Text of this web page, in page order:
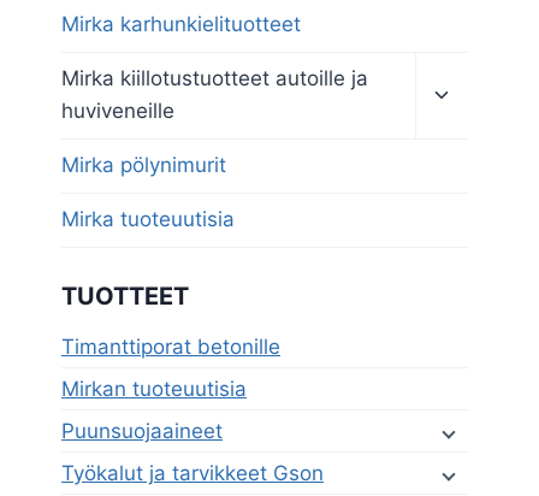
Mirka karhunkielituotteet
Mirka kiillotustuotteet autoille ja
huviveneille
child
Mirka pölynimurit
Mirka tuoteuutisia
TUOTTEET
Timanttiporat betonille
Mirkan tuoteuutisia
Puunsuojaaineet
Työkalut ja tarvikkeet Gson